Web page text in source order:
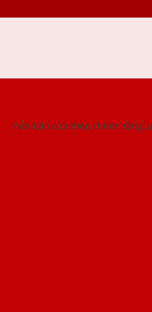
Nơi bán cửa thép chính hãng